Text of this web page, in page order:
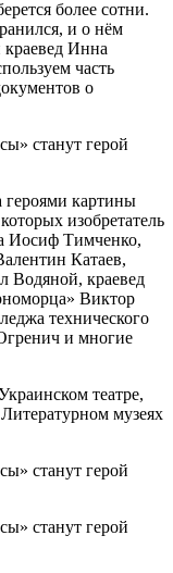
более сотни.
и о нём
краевед Инна
часть
о
героями картины
изобретатель
Иосиф Тимченко,
Катаев,
Водяной, краевед
Виктор
технического
и многие
театре,
музеях